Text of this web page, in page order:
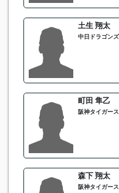
土生 翔太
中日ドラゴンズ
町田 隼乙
阪神タイガース
森下 翔太
阪神タイガース